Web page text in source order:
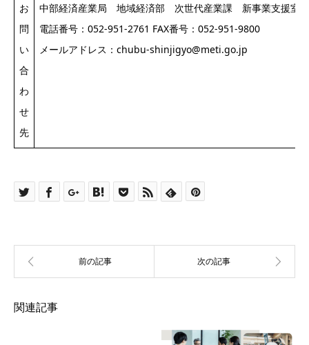
お
問
い
合
わ
せ
先
中部経済産業局 地域経済部 次世代産業課 新事業支援室
電話番号：052‐951‐2761 FAX番号：052‐951‐9800
メールアドレス：chubu-shinjigyo@meti.go.jp
関連記事